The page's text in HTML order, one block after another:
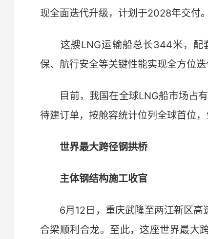
现全面迭代升级，计划于2028年交付。
这艘LNG运输船总长344米，配
保、航行安全等关键性能实现全方位
目前，我国在全球LNG船市场占有
待建订单，按舱容统计位列全球首位
世界最大跨径钢拱桥
主体钢结构施工收官
6月12日，重庆武隆至两江新区高
合梁顺利合龙。至此，这座世界最大